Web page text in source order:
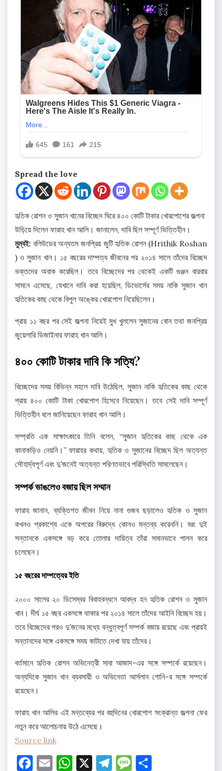
Spread the love
হৃতিক রোশন ও সুজান খানের বিচ্ছেদ ঘিরে ৪০০ কোটি টাকার খোরপোশের জল্পনা
উড়িয়ে দিলেন ফারাহ খান আলি। জানালেন, দাবি ছিল সম্পূর্ণ ভিত্তিহীন।
মুম্বই: বলিউডের অন্যতম জনপ্রিয় জুটি হৃতিক রোশন (Hrithik Roshan
) ও সুজান খান। ১৫ বছরের দাম্পত্য জীবনের পর ২০১৪ সালে তাঁদের বিচ্ছেদ
ভক্তদের অবাক করেছিল। তবে বিচ্ছেদের পর থেকেই একটি গুঞ্জন বারবার
সামনে এসেছে, যেখানে দাবি করা হয়েছিল, ডিভোর্সের সময় নাকি সুজান খান
হৃতিকের কাছ থেকে বিপুল অঙ্কের খোরপোশ নিয়েছিলেন।
প্রায় ১১ বছর পর সেই জল্পনা নিয়েই মুখ খুললেন সুজানের বোন তথা জনপ্রিয়
জুয়েলারি ডিজাইনার ফারাহ খান আলি।
৪০০ কোটি টাকার দাবি কি সত্যি?
বিচ্ছেদের সময় বিভিন্ন মহলে দাবি উঠেছিল, সুজান নাকি হৃতিকের কাছ থেকে
প্রায় ৪০০ কোটি টাকা খোরপোশ হিসেবে নিয়েছেন। তবে সেই দাবি সম্পূর্ণ
ভিত্তিহীন বলে জানিয়েছেন ফারাহ খান আলি।
সম্প্রতি এক সাক্ষাৎকারে তিনি বলেন, “সুজান হৃতিকের কাছ থেকে এক
কানাকড়িও নেয়নি।” ফারাহর কথায়, হৃতিক ও সুজানের বিচ্ছেদ ছিল অত্যন্ত
সৌহার্দ্যপূর্ণ এবং দু’জনেই অত্যন্ত পরিণতভাবে পরিস্থিতি সামলেছেন।
সম্পর্ক ভাঙলেও বজায় ছিল সম্মান
ফারাহ জানান, ব্যক্তিগত জীবন নিয়ে নানা গুজব ছড়ালেও হৃতিক ও সুজান
কখনও প্রকাশ্যে একে অপরের বিরুদ্ধে কোনও মন্তব্য করেননি। বরং দুই
সন্তানকে একসঙ্গে বড় করে তোলার দায়িত্ব তাঁরা সমানভাবে পালন করে
চলেছেন।
১৫ বছরের দাম্পত্যের ইতি
২০০০ সালের ২০ ডিসেম্বর বিবাহবন্ধনে আবদ্ধ হন হৃতিক রোশন ও সুজান
খান। দীর্ঘ ১৫ বছর একসঙ্গে থাকার পর ২০১৪ সালে তাঁদের আইনি বিচ্ছেদ হয়।
তবে বিচ্ছেদের পরও দু’জনের মধ্যে বন্ধুত্বপূর্ণ সম্পর্ক বজায় রয়েছে এবং প্রায়ই
সন্তানদের সঙ্গে একসঙ্গে সময় কাটাতে দেখা যায় তাঁদের।
বর্তমানে হৃতিক রোশন অভিনেত্রী সাবা আজাদ-এর সঙ্গে সম্পর্কে রয়েছেন।
অন্যদিকে সুজান খান ব্যবসায়ী ও অভিনেতা আর্সলান গোনি-র সঙ্গে সম্পর্কে
রয়েছেন।
ফারাহ খান আলির এই মন্তব্যের পর বহুদিনের খোরপোশ সংক্রান্ত জল্পনা ফের
নতুন করে আলোচনায় উঠে এসেছে।
Source link
Facebook
EmailWhatsApp
X Telegram
Message